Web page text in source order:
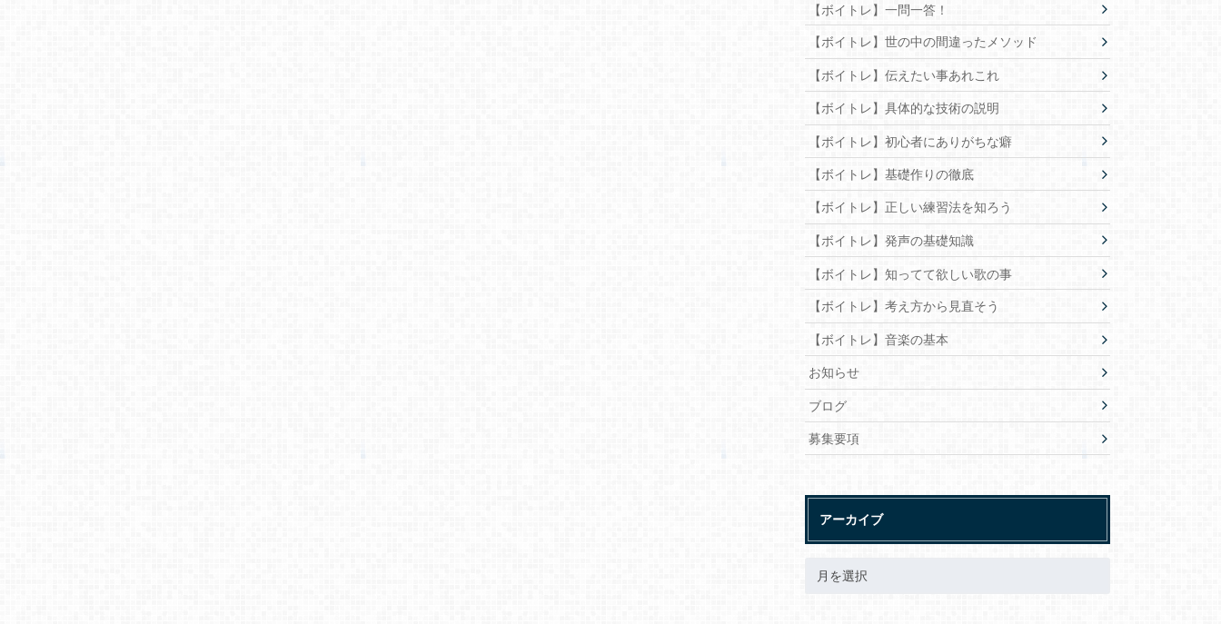
【ボイトレ】一問一答！
【ボイトレ】世の中の間違ったメソッド
【ボイトレ】伝えたい事あれこれ
【ボイトレ】具体的な技術の説明
【ボイトレ】初心者にありがちな癖
【ボイトレ】基礎作りの徹底
【ボイトレ】正しい練習法を知ろう
【ボイトレ】発声の基礎知識
【ボイトレ】知ってて欲しい歌の事
【ボイトレ】考え方から見直そう
【ボイトレ】音楽の基本
お知らせ
ブログ
募集要項
アーカイブ